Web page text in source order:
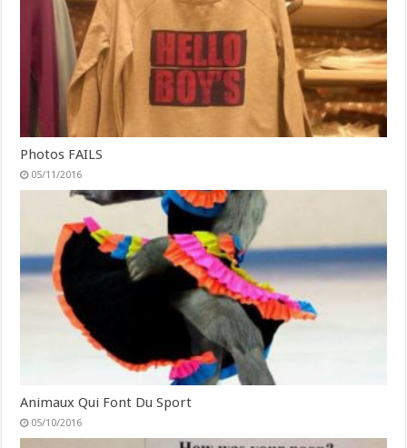
Photos FAILS
05/11/2016
Animaux Qui Font Du Sport
05/10/2016